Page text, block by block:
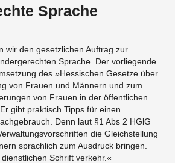
Sprache
wir den gesetzlichen Auftrag zur
Sprache. Der vorliegende
des »Hessischen Gesetze über
von Frauen und Männern und zum
von Frauen in der öffentlichen
gibt praktisch Tipps für einen
Denn laut §1 Abs 2 HGlG
die Gleichstellung
sprachlich zum Ausdruck bringen.
Schrift verkehr.«